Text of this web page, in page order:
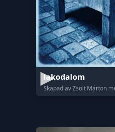
lakodalom
Skapad av Zsolt Márton